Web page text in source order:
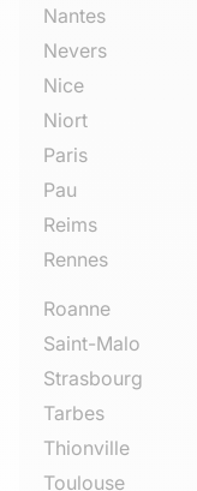
Nantes
Nevers
Nice
Niort
Paris
Pau
Reims
Rennes
Roanne
Saint-Malo
Strasbourg
Tarbes
Thionville
Toulouse